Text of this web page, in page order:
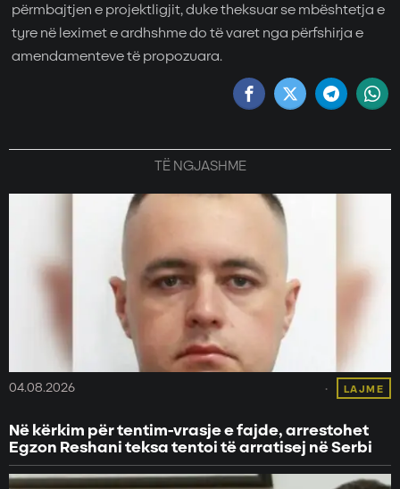
përmbajtjen e projektligjit, duke theksuar se mbështetja e
tyre në leximet e ardhshme do të varet nga përfshirja e
amendamenteve të propozuara.
TË NGJASHME
04.08.2026 LAJME
Në kërkim për tentim-vrasje e fajde, arrestohet
Egzon Reshani teksa tentoi të arratisej në Serbi